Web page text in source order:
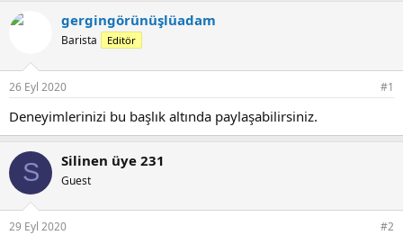
n
u
b
a
ş
t
a
n
ş
ı
ç
i
gergingörünüşlüadam
Barista Editör
26 Eyl 2020 #1
Deneyimlerinizi bu başlık altında paylaşabilirsiniz.
S Silinen üye 231
Guest
29 Eyl 2020 #2